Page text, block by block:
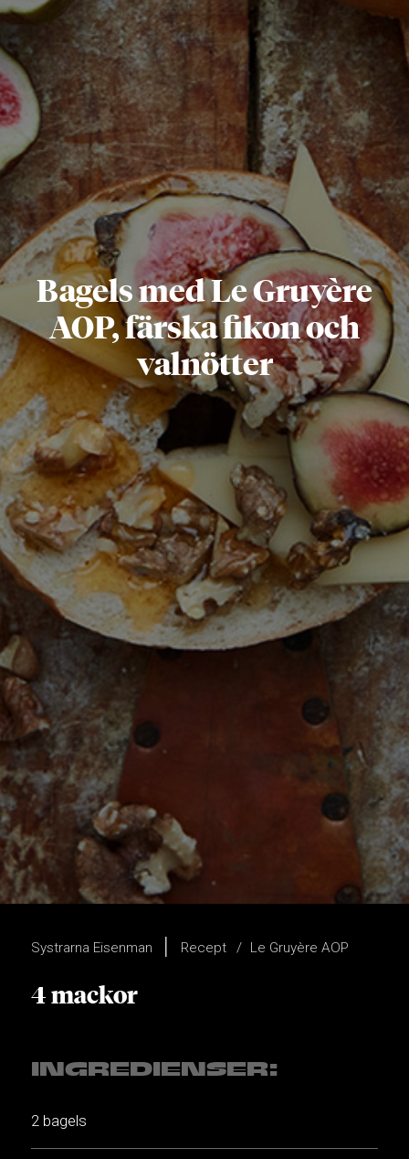
Bagels med Le Gruyère
AOP, färska fikon och
valnötter
Systrarna Eisenman Recept Le Gruyère AOP
4 mackor
INGREDIENSER:
2 bagels